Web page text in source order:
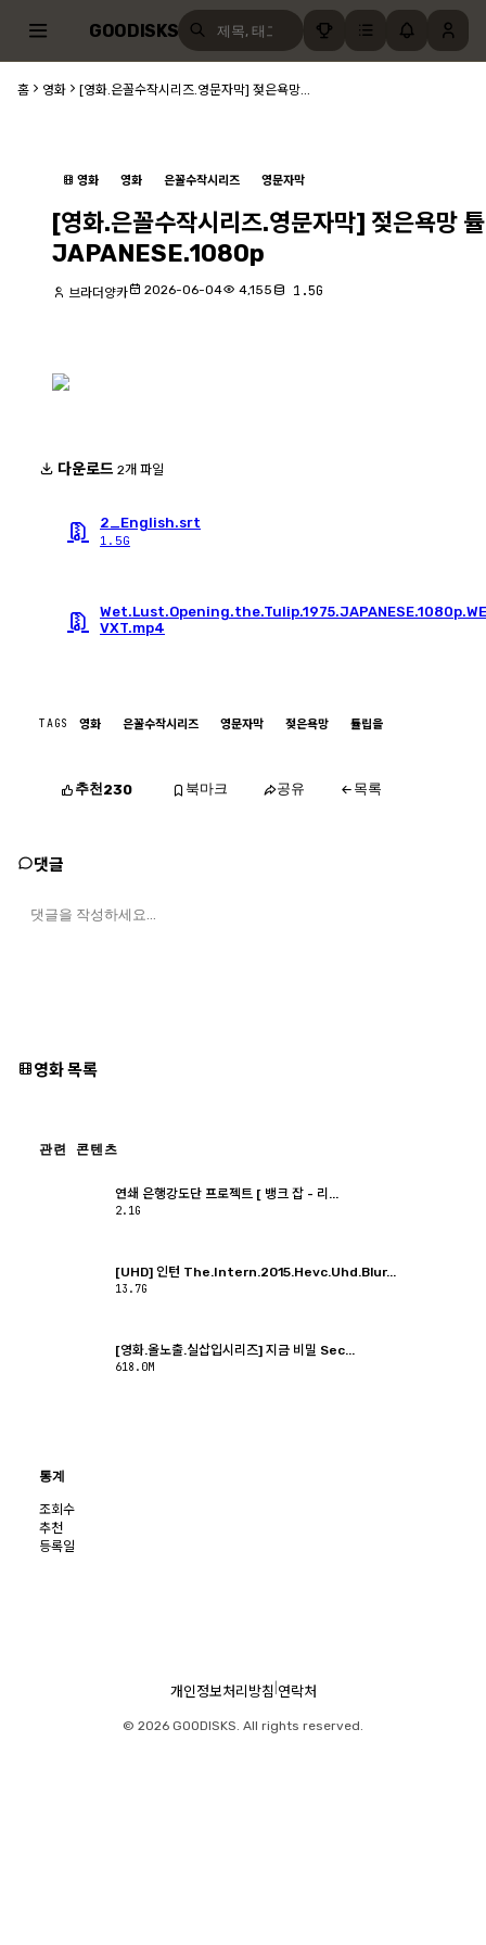
GOODISKS
홈 영화 [영화.은꼴수작시리즈.영문자막] 젖은욕망...
영화 영화 은꼴수작시리즈 영문자막
[영화.은꼴수작시리즈.영문자막] 젖은욕망
JAPANESE.1080p
브라더양카 2026-06-04 4,155 1.5G
다운로드 2개 파일
2_English.srt
1.5G
VXT.mp4
TAGS 영화 은꼴수작시리즈 영문자막 젖은욕망 튤립을
추천230 북마크 공유 목록
댓글
영화 목록
관련 콘텐츠
연쇄 은행강도단 프로젝트 [ 뱅크 잡 - 리...
2.1G
[UHD] 인턴 The.Intern.2015.Hevc.Uhd.Blur...
13.7G
[영화.올노출.실삽입시리즈] 지금 비밀 Sec...
618.0M
통계
조회수
추천
등록일
개인정보처리방침 연락처
© 2026 GOODISKS. All rights reserved.